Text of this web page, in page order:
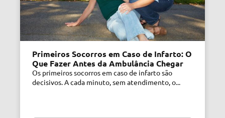
Primeiros Socorros em Caso de Infarto: O
Que Fazer Antes da Ambulância Chegar
Os primeiros socorros em caso de infarto são
decisivos. A cada minuto, sem atendimento, o...